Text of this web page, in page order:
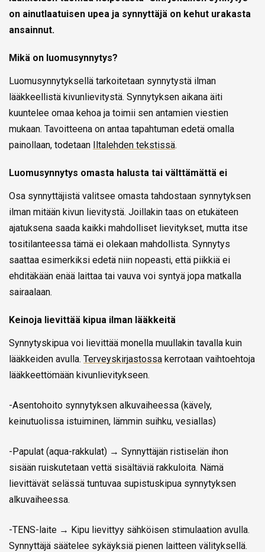
on ainutlaatuisen upea ja synnyttäjä on kehut urakasta
ansainnut.
Mikä on luomusynnytys?
Luomusynnytyksellä tarkoitetaan synnytystä ilman
lääkkeellistä kivunlievitystä. Synnytyksen aikana äiti
kuuntelee omaa kehoa ja toimii sen antamien viestien
mukaan. Tavoitteena on antaa tapahtuman edetä omalla
painollaan, todetaan Iltalehden tekstissä.
Luomusynnytys omasta halusta tai välttämättä ei
Osa synnyttäjistä valitsee omasta tahdostaan synnytyksen
ilman mitään kivun lievitystä. Joillakin taas on etukäteen
ajatuksena saada kaikki mahdolliset lievitykset, mutta itse
tositilanteessa tämä ei olekaan mahdollista. Synnytys
saattaa esimerkiksi edetä niin nopeasti, että piikkiä ei
ehditäkään enää laittaa tai vauva voi syntyä jopa matkalla
sairaalaan.
Keinoja lievittää kipua ilman lääkkeitä
Synnytyskipua voi lievittää monella muullakin tavalla kuin
lääkkeiden avulla. Terveyskirjastossa kerrotaan vaihtoehtoja
lääkkeettömään kivunlievitykseen.
-Asentohoito synnytyksen alkuvaiheessa (kävely,
keinutuolissa istuiminen, lämmin suihku, vesiallas)
-Papulat (aqua-rakkulat) → Synnyttäjän ristiselän ihon
sisään ruiskutetaan vettä sisältäviä rakkuloita. Nämä
lievittävät selässä tuntuvaa supistuskipua synnytyksen
alkuvaiheessa.
-TENS-laite → Kipu lievittyy sähköisen stimulaation avulla.
Synnyttäjä säätelee sykäyksiä pienen laitteen välityksellä.